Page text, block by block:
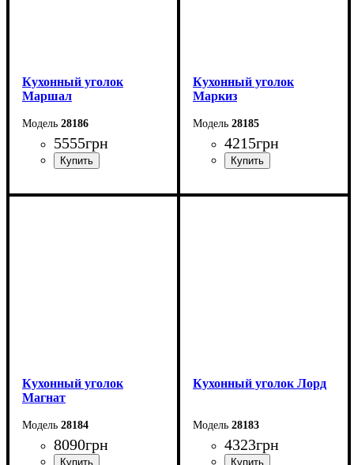
Кухонный уголок
Маршал
28186
5555грн
Длина: 120 см
Кухонный уголок
Маркиз
28185
4215грн
Длина: 160 см
Кухонный уголок
Магнат
28184
8090грн
Кухонный уголок Лорд
28183
4323грн